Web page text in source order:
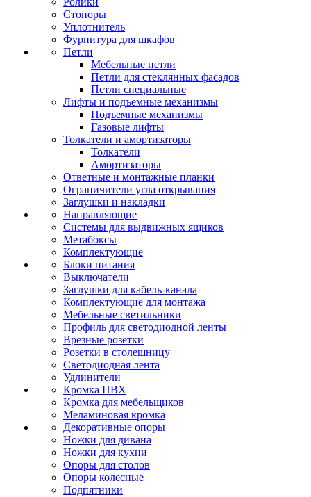
Стопоры
Уплотнитель
Фурнитура для шкафов
Петли
Мебельные петли
Петли для стеклянных фасадов
Петли специальные
Лифты и подъемные механизмы
Подъемные механизмы
Газовые лифты
Толкатели и амортизаторы
Толкатели
Амортизаторы
Ответные и монтажные планки
Ограничители угла открывания
Заглушки и накладки
Направляющие
Системы для выдвижных ящиков
Метабоксы
Комплектующие
Блоки питания
Выключатели
Заглушки для кабель-канала
Комплектующие для монтажа
Мебельные светильники
Профиль для светодиодной ленты
Врезные розетки
Розетки в столешницу
Светодиодная лента
Удлинители
Кромка ПВХ
Кромка для мебельщиков
Меламиновая кромка
Декоративные опоры
Ножки для дивана
Ножки для кухни
Опоры для столов
Опоры колесные
Подпятники